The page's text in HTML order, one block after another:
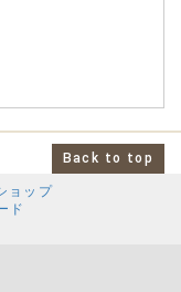
Back to top
ョップ
ド